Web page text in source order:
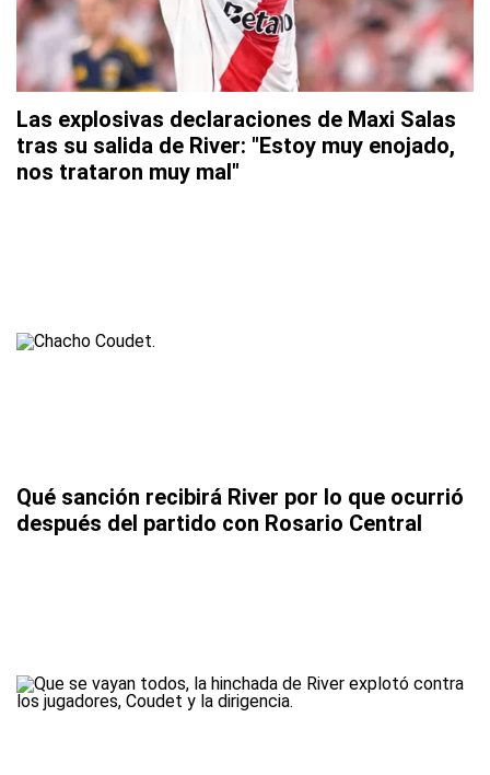
Las explosivas declaraciones de Maxi Salas
tras su salida de River: "Estoy muy enojado,
nos trataron muy mal"
Qué sanción recibirá River por lo que ocurrió
después del partido con Rosario Central